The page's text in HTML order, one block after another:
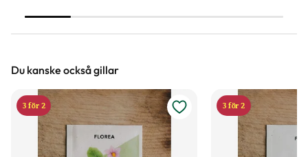
våra bästa tips.
tomat.
Du kanske också gillar
3 för 2 3 för 2